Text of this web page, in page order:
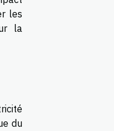
les
la
du